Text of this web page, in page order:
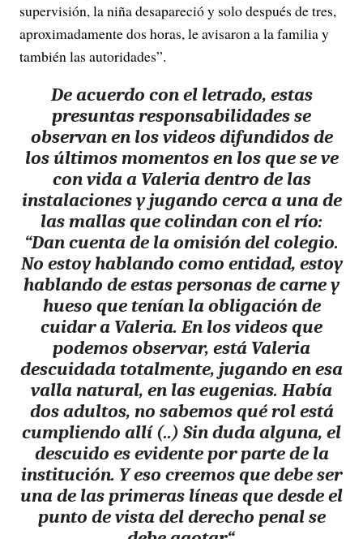
supervisión, la niña desapareció y solo después de tres,
aproximadamente dos horas, le avisaron a la familia y
también las autoridades”.
De acuerdo con el letrado, estas
presuntas responsabilidades se
observan en los videos difundidos de
los últimos momentos en los que se ve
con vida a Valeria dentro de las
instalaciones y jugando cerca a una de
las mallas que colindan con el río:
“Dan cuenta de la omisión del colegio.
No estoy hablando como entidad, estoy
hablando de estas personas de carne y
hueso que tenían la obligación de
cuidar a Valeria. En los videos que
podemos observar, está Valeria
descuidada totalmente, jugando en esa
valla natural, en las eugenias. Había
dos adultos, no sabemos qué rol está
cumpliendo allí (..) Sin duda alguna, el
descuido es evidente por parte de la
institución. Y eso creemos que debe ser
una de las primeras líneas que desde el
punto de vista del derecho penal se